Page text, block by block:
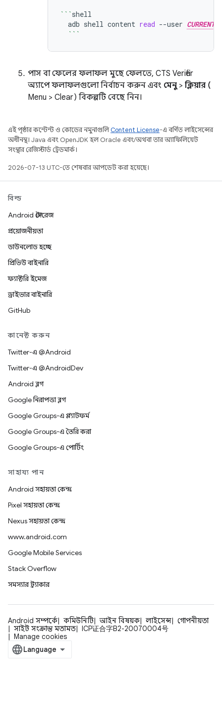
```
adb shell content read --user
```
পাস বা ফেলের ফলাফল মুছে ফেলতে, CTS Verifier
অ্যাপে ফলাফলগুলো নির্বাচন করুন এবং মেনু> ক্লিয়ার (
Menu > Clear) বিকল্পটি বেছে নিন।
এই পৃষ্ঠার কন্টেন্ট ও কোডের নমুনাগুলিContent License-এ বর্ণিত লাইসেন্সের
অধীনস্থ। Java এবং OpenJDK হল Oracle এবং/অথবা তার অ্যাফিলিয়েট
সংস্থার রেজিস্টার্ড ট্রেডমার্ক।
2026-07-13 UTC-তে শেষবার আপডেট করা হয়েছে।
বিল্ড
Android স্টোরেজ
প্রয়োজনীয়তা
ডাউনলোড হচ্ছে
প্রিভিউ বাইনারি
ফ্যাক্টরি ইমেজ
ড্রাইভার বাইনারি
GitHub
কানেক্ট করুন
Twitter-এ @Android
Twitter-এ @AndroidDev
Android ব্লগ
Google নিরাপত্তা ব্লগ
Google Groups-এ প্ল্যাটফর্ম
Google Groups-এ তৈরি করা
Google Groups-এ পোর্টিং
সাহায্য পান
Android সহায়তা কেন্দ্র
Pixel সহায়তা কেন্দ্র
Nexus সহায়তা কেন্দ্র
www.android.com
Google Mobile Services
Stack Overflow
সমস্যার ট্র্যাকার
Android সম্পর্কে কমিউনিটি আইন বিষয়ক লাইসেন্স
গোপনীয়তা
সাইট সংক্রান্ত মতামত
ICP证合字B2-20070004号
Manage cookies